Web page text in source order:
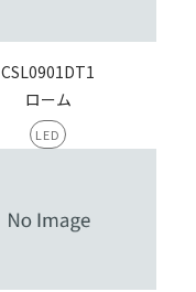
CSL0901DT1
ローム
LED